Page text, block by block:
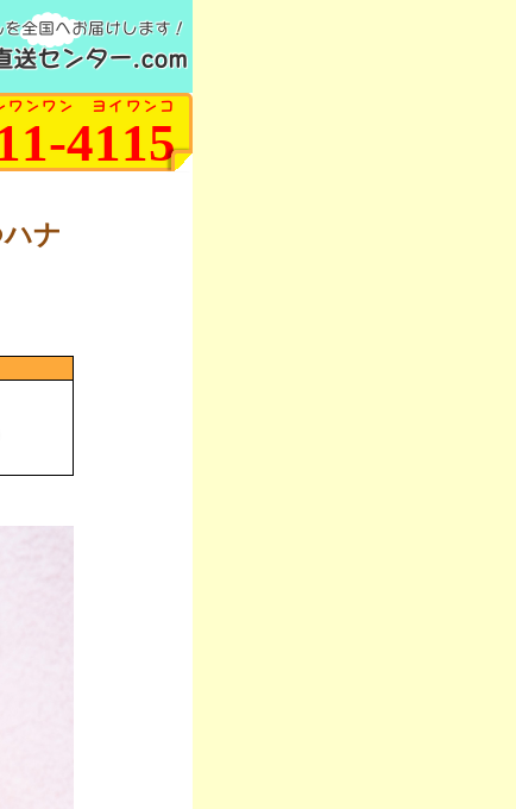
全国へお届けします！
送センター.com
4115
ワンワン ヨイワンコ
ナ